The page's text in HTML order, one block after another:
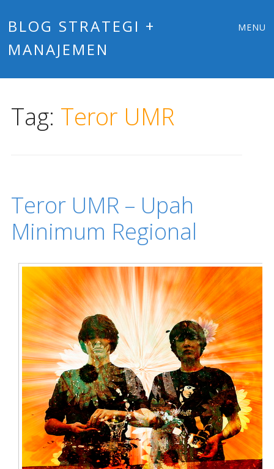
BLOG STRATEGI +
MANAJEMEN
MENU
Tag: Teror UMR
Teror UMR – Upah
Minimum Regional